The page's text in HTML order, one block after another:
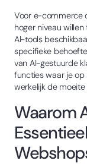
Voor e-commerce
hoger niveau
AI-tools
specifieke
van AI-gestuurde
functies waar je op
werkelijk de
Waarom